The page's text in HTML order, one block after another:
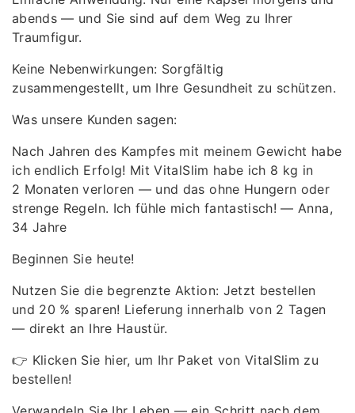
abends — und Sie sind auf dem Weg zu Ihrer
Traumfigur.
Keine Nebenwirkungen: Sorgfältig
zusammengestellt, um Ihre Gesundheit zu schützen.
Was unsere Kunden sagen:
Nach Jahren des Kampfes mit meinem Gewicht habe
ich endlich Erfolg! Mit VitalSlim habe ich 8 kg in
2 Monaten verloren — und das ohne Hungern oder
strenge Regeln. Ich fühle mich fantastisch! — Anna,
34 Jahre
Beginnen Sie heute!
Nutzen Sie die begrenzte Aktion: Jetzt bestellen
und 20 % sparen! Lieferung innerhalb von 2 Tagen
— direkt an Ihre Haustür.
👉 Klicken Sie hier, um Ihr Paket von VitalSlim zu
bestellen!